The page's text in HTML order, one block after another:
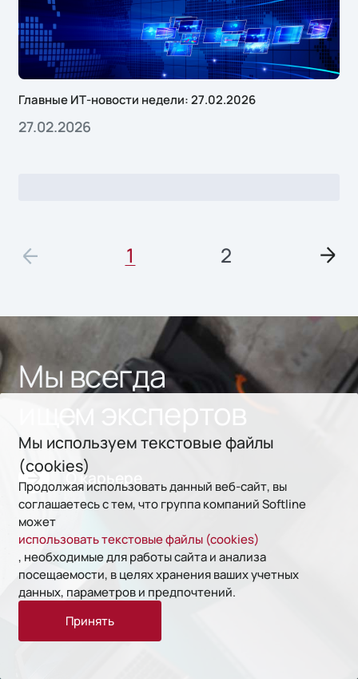
Главные ИТ-новости недели: 27.02.2026
27.02.2026
1 2
Мы всегда
ищем экспертов
О карьере
Мы используем текстовые файлы
(cookies)
Продолжая использовать данный веб-сайт, вы
соглашаетесь с тем, что группа компаний Softline
может
использовать текстовые файлы (cookies)
, необходимые для работы сайта и анализа
посещаемости, в целях хранения ваших учетных
данных, параметров и предпочтений.
Принять